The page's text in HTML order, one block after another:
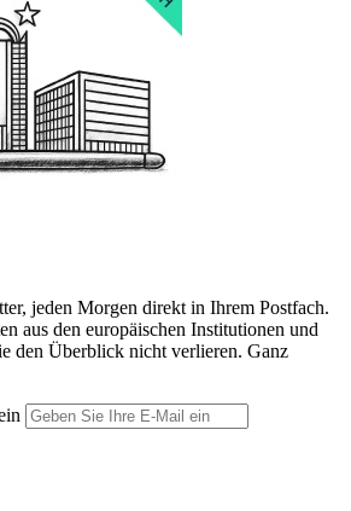
jeden Morgen direkt in Ihrem Postfach.
aus den europäischen Institutionen und
den Überblick nicht verlieren. Ganz